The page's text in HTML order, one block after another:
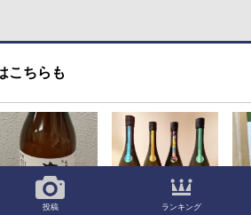
こちらも
投稿 ランキング